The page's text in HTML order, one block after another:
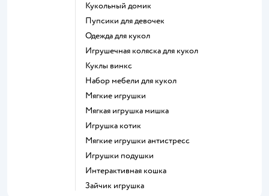
Кукольный домик
Пупсики для девочек
Одежда для кукол
Игрушечная коляска для кукол
Куклы винкс
Набор мебели для кукол
Мягкие игрушки
Мягкая игрушка мишка
Игрушка котик
Мягкие игрушки антистресс
Игрушки подушки
Интерактивная кошка
Зайчик игрушка